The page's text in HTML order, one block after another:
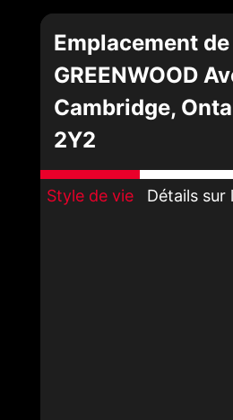
Emplacement de
GREENWOOD
Cambridge,
2Y2
Style de vie Détails sur